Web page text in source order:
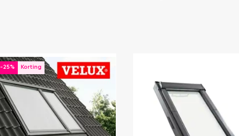
-25%